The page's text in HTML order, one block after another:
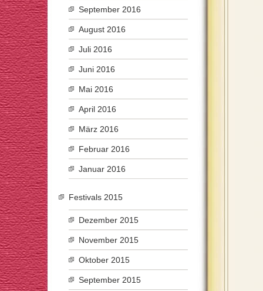
September 2016
August 2016
Juli 2016
Juni 2016
Mai 2016
April 2016
März 2016
Februar 2016
Januar 2016
Festivals 2015
Dezember 2015
November 2015
Oktober 2015
September 2015